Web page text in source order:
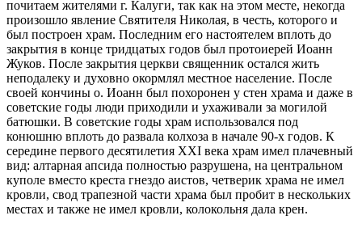
почитаем жителями г. Калуги, так как на этом месте, некогда
произошло явление Святителя Николая, в честь, которого и
был построен храм. Последним его настоятелем вплоть до
закрытия в конце тридцатых годов был протоиерей Иоанн
Жуков. После закрытия церкви священник остался жить
неподалеку и духовно окормлял местное население. После
своей кончины о. Иоанн был похоронен у стен храма и даже в
советские годы люди приходили и ухаживали за могилой
батюшки. В советские годы храм использовался под
конюшню вплоть до развала колхоза в начале 90-х годов. К
середине первого десятилетия XXI века храм имел плачевный
вид: алтарная апсида полностью разрушена, на центральном
куполе вместо креста гнездо аистов, четверик храма не имел
кровли, свод трапезной части храма был пробит в нескольких
местах и также не имел кровли, колокольня дала крен.